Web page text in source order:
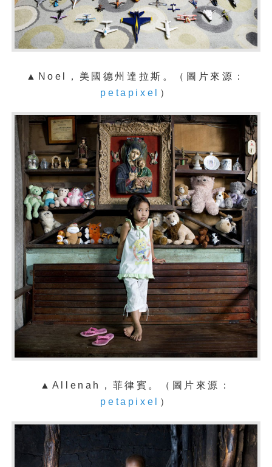
▲Noel，美國德州達拉斯。（圖片來源：
petapixel
）
▲Allenah，菲律賓。（圖片來源：
petapixel
）